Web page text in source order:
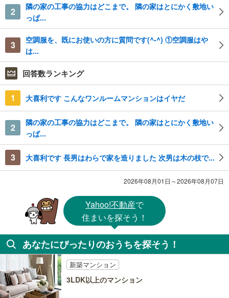
2
隣の家の工事の協力はどこまで。 隣の家はとにかく敷地い
っぱ...
3
空調服を、既にお使いの方に質問です(^-^) ①空調服はや
は...
回答数ランキング
1 大喜利です こんなワンルームマンションはイヤだ
2
隣の家の工事の協力はどこまで。 隣の家はとにかく敷地い
っぱ...
3 大喜利です 長男はわらで家を造りました 次男は木の枝で...
2026年08月01日～2026年08月07日
Yahoo!不動産で
住まいを探そう！
あなたにぴったりのおうちを探そう！
新築マンション
3LDK以上のマンション